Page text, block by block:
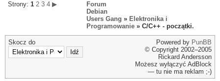
Strony: 1 2 3 4 ▶
Forum
Debian
Users Gang » Elektronika i
Programowanie » C/C++ - początki.
Skocz do Powered by PunBB
© Copyright 2002–2005
Rickard Andersson
Możesz wyłączyć AdBlock
— tu nie ma reklam ;-)